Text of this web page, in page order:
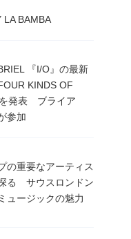
LA BAMBA
『I/O』の最新
KINDS OF
発表 ブライア
参加
の重要なアーティス
る サウスロンドン
ュージックの魅力